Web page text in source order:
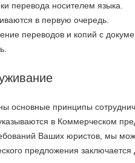
перевода носителем языка.
в первую очередь.
переводов и копий с
основные принципы
в Коммерческом
Ваших юристов, мы
предложения